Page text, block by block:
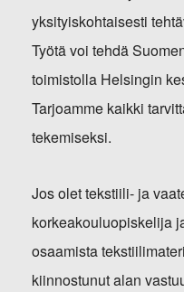
yksityiskohtaisesti
Työtä voi tehdä
toimistolla Helsingin
Tarjoamme kaikki
tekemiseksi.
Jos olet tekstiili- ja
korkeakouluopiskelija
osaamista
kiinnostunut alan